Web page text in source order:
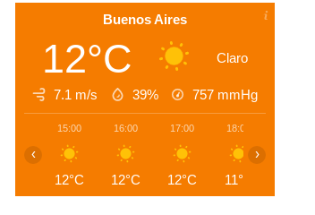
Buenos Aires
12°C Claro
7.1 m/s 39% 757 mmHg
15:00
12°C
16:00
12°C
17:00
12°C
18:00
11°C
‹ ›